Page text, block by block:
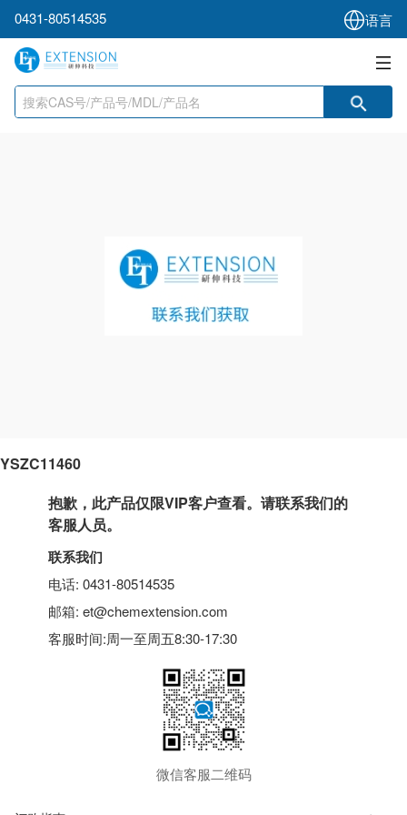
0431-80514535 语言
YSZC11460
抱歉，此产品仅限VIP客户查看。请联系我们的
客服人员。
联系我们
电话: 0431-80514535
邮箱: et@chemextension.com
客服时间:周一至周五8:30-17:30
微信客服二维码